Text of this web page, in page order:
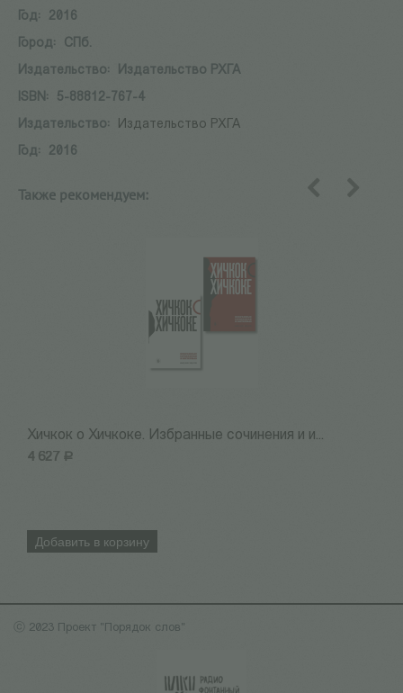
Год:
2016
Город:
СПб.
Издательство:
Издательство РХГА
ISBN:
5-88812-767-4
Издательство:
Издательство РХГА
Год:
2016
Также рекомендуем:
Хичкок о Хичкоке. Избранные сочинения и и...
4 627 Р
Добавить в корзину
ⓒ 2023 Проект "Порядок слов"